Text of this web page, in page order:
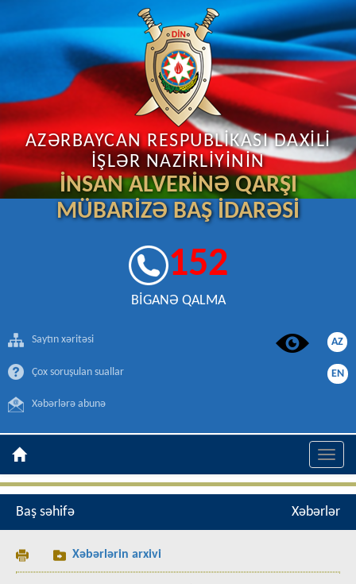
AZƏRBAYCAN RESPUBLİKASI DAXİLİ
İŞLƏR NAZİRLİYİNİN
İNSAN ALVERİNƏ QARŞI
MÜBARİZƏ BAŞ İDARƏSİ
152
BİGANƏ QALMA
Saytın xəritəsi
Çox soruşulan suallar
Xəbərlərə abunə
AZ
EN
Toggle
Baş səhifə Xəbərlər
Xəbərlərin arxivi